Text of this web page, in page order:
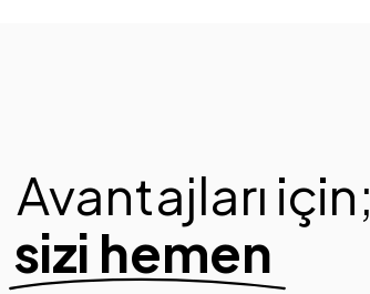
Avantajları için;
sizi hemen